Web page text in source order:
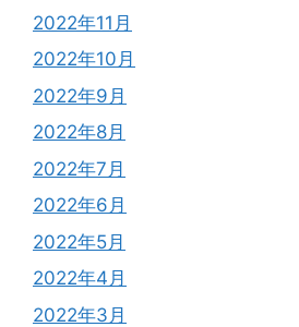
2022年11月
2022年10月
2022年9月
2022年8月
2022年7月
2022年6月
2022年5月
2022年4月
2022年3月